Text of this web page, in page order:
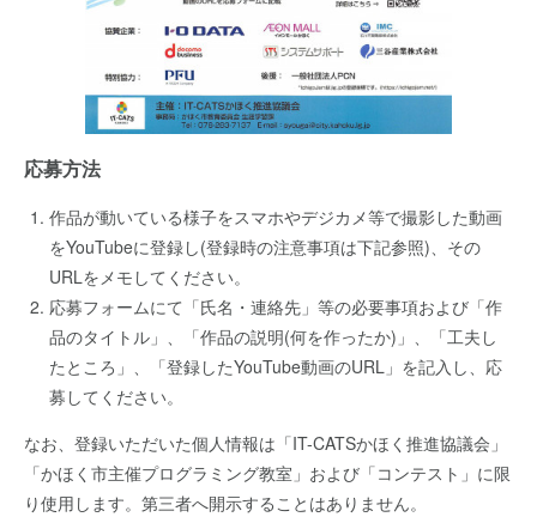
応募方法
作品が動いている様子をスマホやデジカメ等で撮影した動画
をYouTubeに登録し(登録時の注意事項は下記参照)、その
URLをメモしてください。
応募フォームにて「氏名・連絡先」等の必要事項および「作
品のタイトル」、「作品の説明(何を作ったか)」、「工夫し
たところ」、「登録したYouTube動画のURL」を記入し、応
募してください。
なお、登録いただいた個人情報は「IT-CATSかほく推進協議会」
「かほく市主催プログラミング教室」および「コンテスト」に限
り使用します。第三者へ開示することはありません。